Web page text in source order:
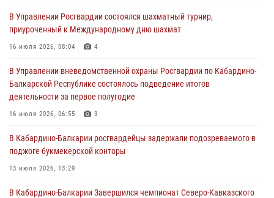
Росгвардия обеспечивает безопасность граждан на южном
направлении
31 июля 2026, 09:22
Состоялась рабочая встреча директора Росгвардии Героя России
генерала армии Виктора Золотова с заместителем полномочного
представителя Президента Российской Федерации в Северо-
Кавказском федеральном округе Виталием Кузнецовым
В Управлении Росгвардии состоялся шахматный турнир,
приуроченный к Международному дню шахмат
16 июля 2026, 08:04 4
В Управлении вневедомственной охраны Росгвардии по Кабардино-
Балкарской Республике состоялось подведение итогов
деятельности за первое полугодие
16 июля 2026, 06:55 3
В Кабардино-Балкарии росгвардейцы задержали подозреваемого в
поджоге букмекерской конторы
13 июля 2026, 13:29
В Кабардино-Балкарии Завершился чемпионат Северо-Кавказского